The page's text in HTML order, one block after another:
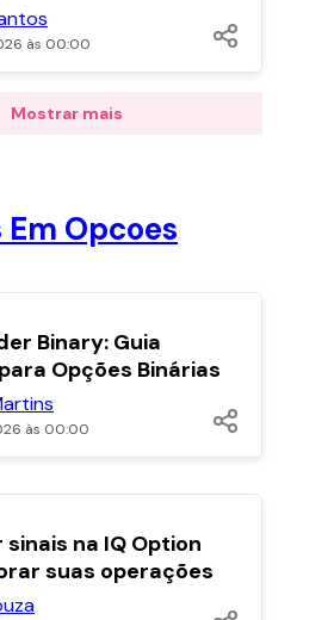
às 00:00
Mostrar mais
Opcoes
POPULARES
Binary: Guia
Opções Binárias
às 00:00
POPULARES
sinais na IQ Option
suas operações